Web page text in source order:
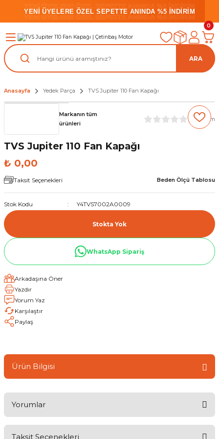
YENİ ÜYELERE ÖZEL SEPETTE ANINDA %5 İNDİRİM
YENİ ÜYELERE ÖZEL SEPETTE ANINDA %5 İNDİRİM
YENİ ÜYELERE ÖZEL SEPETTE ANINDA %5 İNDİRİM
ARA
0
Anasayfa Yedek Parça TVS Jupiter 110 Fan Kapağı
Markanın tüm
ürünleri
(0) Yorum
TVS Jupiter 110 Fan Kapağı
₺ 0,00
Taksit Seçenekleri Beden Ölçü Tablosu
Stok Kodu Y4TVS7002A0009
Stokta Yok
WhatsApp Sipariş
Arkadaşına Öner
Yazdır
Yorum Yaz
Karşılaştır
Paylaş
Ürün Bilgisi
Yorumlar
Taksit Seçenekleri